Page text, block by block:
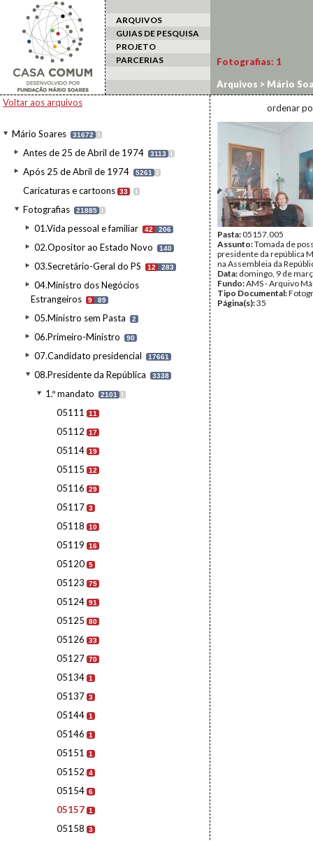
ARQUIVOS
GUIAS DE PESQUISA
PROJETO
PARCERIAS
Voltar aos arquivos
Mário Soares 31672 I
Antes de 25 de Abril de 1974 3113 I
Após 25 de Abril de 1974 5261 I
Caricaturas e cartoons 33 I
Fotografias 21885 I
01.Vida pessoal e familiar 42 206
02.Opositor ao Estado Novo 140
03.Secretário-Geral do PS 12 283
04.Ministro dos Negócios
Estrangeiros
9 89
05.Ministro sem Pasta 2
06.Primeiro-Ministro 90
07.Candidato presidencial 17661
08.Presidente da República 3338
1.º mandato 2101 I
05111 11
05112 17
05114 19
05115 12
05116 29
05117 3
05118 10
05119 16
05120 5
05123 75
05124 91
05125 80
05126 33
05127 70
05134 1
05137 3
05144 1
05146 1
05151 1
05152 4
05154 6
05157 1
05158 3
Fotografias: 1
Arquivos > Mário
ordenar
Pasta:05157.005
Assunto:Tomada de
presidente da república
na Assembleia da
Data: domingo, 9 de
Fundo:AMS - Arquivo
Tipo Documental:
Página(s):35